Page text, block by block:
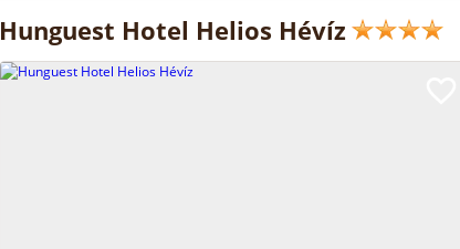
Hunguest Hotel Helios Hévíz